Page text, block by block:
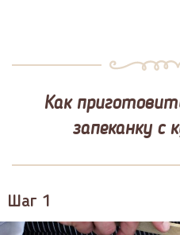
Как
запеканку с
Шаг 1